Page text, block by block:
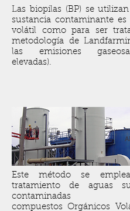
Este método se
tratamiento de aguas
compuestos Orgánicos
Las biopilas (BP) se
sustancia contaminante es
volátil como para ser
metodología de
las emisiones
elevadas).